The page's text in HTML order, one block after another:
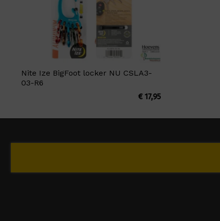
Nite Ize BigFoot locker NU CSLA3-
03-R6
€17,95